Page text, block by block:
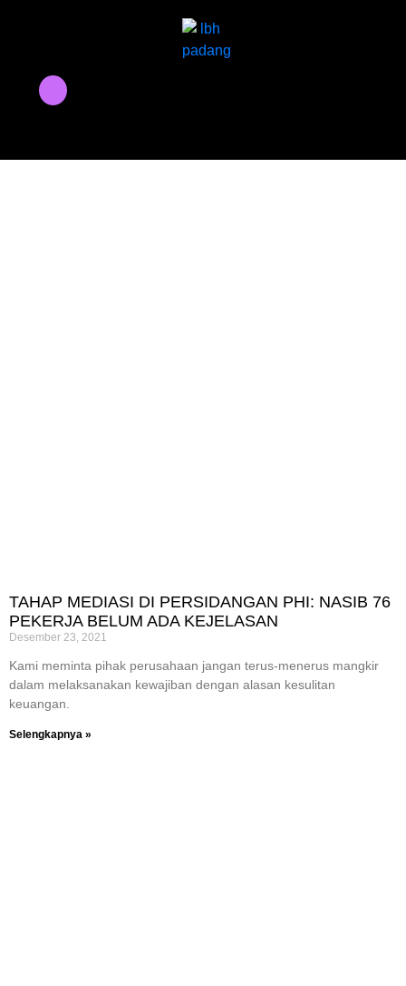
TAHAP MEDIASI DI PERSIDANGAN PHI: NASIB 76
PEKERJA BELUM ADA KEJELASAN
Desember 23, 2021
Kami meminta pihak perusahaan jangan terus-menerus mangkir
dalam melaksanakan kewajiban dengan alasan kesulitan
keuangan.
Selengkapnya »